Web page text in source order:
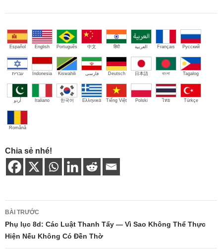
Español English Português 中文 हिंदी العربية Français Русский
עברית Indonesia Kiswahili فارسی Deutsch 日本語 বাংলা Tagalog
اُردو Italiano 한국어 Ελληνικά Tiếng Việt Polski ไทย Türkçe
Română
Chia sẻ nhé!
Điều
hướng
bài
BÀI TRƯỚC
Phụ lục 8d: Các Luật Thanh Tẩy — Vì Sao Không Thể Thực
Hiện Nếu Không Có Đền Thờ